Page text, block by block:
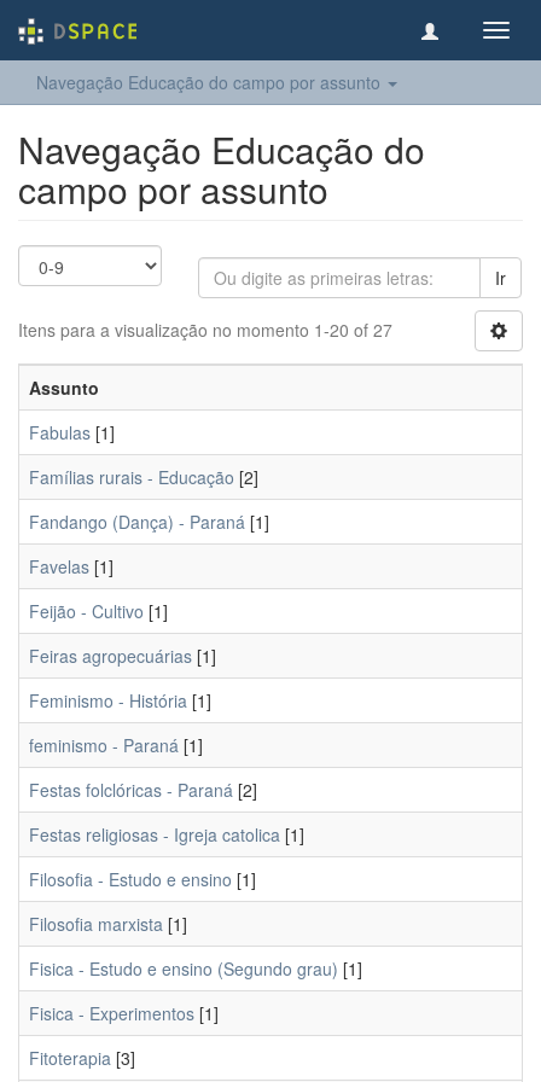
Navegação Educação do campo por assunto
Navegação Educação do
campo por assunto
Ir
Itens para a visualização no momento 1-20 of 27
Assunto
Fabulas [1]
Famílias rurais - Educação [2]
Fandango (Dança) - Paraná [1]
Favelas [1]
Feijão - Cultivo [1]
Feiras agropecuárias [1]
Feminismo - História [1]
feminismo - Paraná [1]
Festas folclóricas - Paraná [2]
Festas religiosas - Igreja catolica [1]
Filosofia - Estudo e ensino [1]
Filosofia marxista [1]
Fisica - Estudo e ensino (Segundo grau) [1]
Fisica - Experimentos [1]
Fitoterapia [3]